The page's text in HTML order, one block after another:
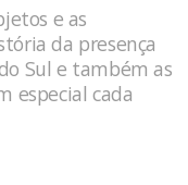
e as
da presença
Sul e também as
especial cada